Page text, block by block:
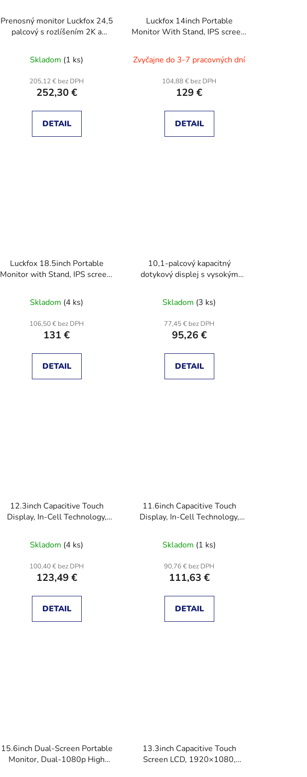
Prenosný monitor Luckfox 24,5
palcový s rozlíšením 2K a
Skladom (1 ks)
205,12 € bez DPH
252,30 €
DETAIL
Luckfox 14inch Portable
Monitor With Stand, IPS screen,
1200 Full HD
Zvyčajne do 3-7 pracovných dní
104,88 € bez DPH
129 €
DETAIL
Luckfox 18.5inch Portable
Monitor with Stand, IPS screen,
HDMI Interfa
Skladom (4 ks)
106,50 € bez DPH
131 €
DETAIL
10,1-palcový kapacitný
dotykový displej s vysokým
z tvrdeného skla
Skladom (3 ks)
77,45 € bez DPH
95,26 €
DETAIL
12.3inch Capacitive Touch
Display, In-Cell Technology,
Angle, HDMI/Type
Skladom (4 ks)
100,40 € bez DPH
123,49 €
DETAIL
11.6inch Capacitive Touch
Display, In-Cell Technology,
Angle
Skladom (1 ks)
90,76 € bez DPH
111,63 €
DETAIL
15.6inch Dual-Screen Portable
Monitor, Dual-1080p High
13.3inch Capacitive Touch
Screen LCD, 1920×1080,